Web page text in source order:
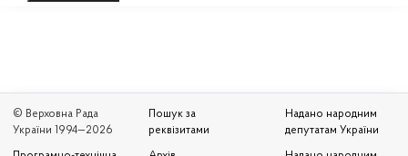
© Верховна Рада
України 1994—2026
Пошук за
реквізитами
Надано народним
депутатам України